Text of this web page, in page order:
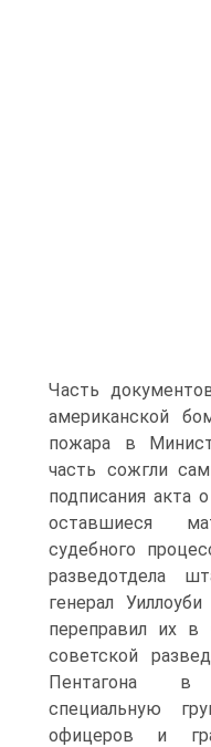
Часть
американской
пожара в
часть сожгли
подписания акта
оставшиеся
судебного
разведотдела
генерал
переправил их
советской
Пентагона в
специальную
офицеров и